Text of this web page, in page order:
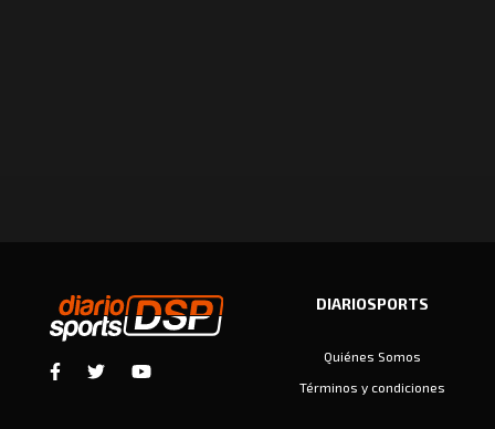
DIARIOSPORTS
Quiénes Somos
Términos y condiciones